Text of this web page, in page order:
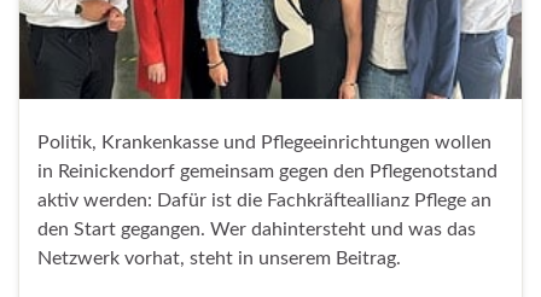
Politik, Krankenkasse und Pflegeeinrichtungen wollen
in Reinickendorf gemeinsam gegen den Pflegenotstand
aktiv werden: Dafür ist die Fachkräfteallianz Pflege an
den Start gegangen. Wer dahintersteht und was das
Netzwerk vorhat, steht in unserem Beitrag.